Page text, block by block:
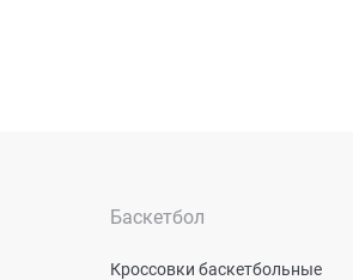
Баскетбол
Кроссовки баскетбольные